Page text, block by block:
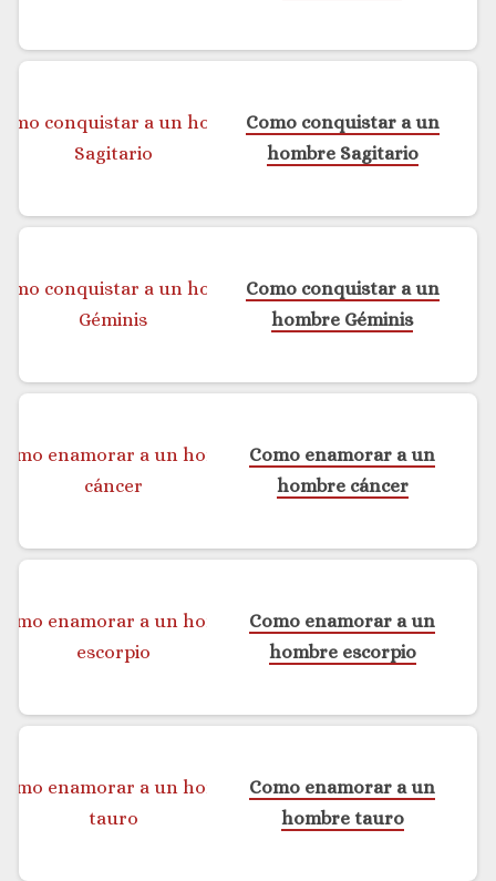
Como conquistar a un
hombre Sagitario
Como conquistar a un
hombre Géminis
Como enamorar a un
hombre cáncer
Como enamorar a un
hombre escorpio
Como enamorar a un
hombre tauro